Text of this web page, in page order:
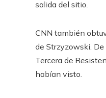
salida del sitio.
CNN también
de Strzyzowski.
Tercera de
habían visto.